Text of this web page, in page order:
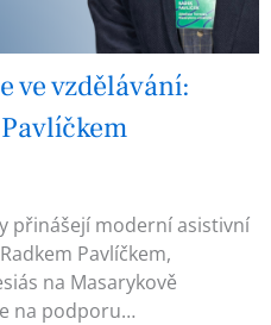
ve vzdělávání:
přinášejí moderní asistivní
Pavlíčkem,
na Masarykově
na podporu…